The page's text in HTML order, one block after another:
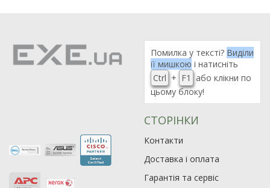
Помилка у тексті? Виділи
її мишкою і натисніть
Ctrl + F1
або клікни по
цьому блоку!
СТОРІНКИ
Контакти
Доставка і оплата
Гарантія та сервіс